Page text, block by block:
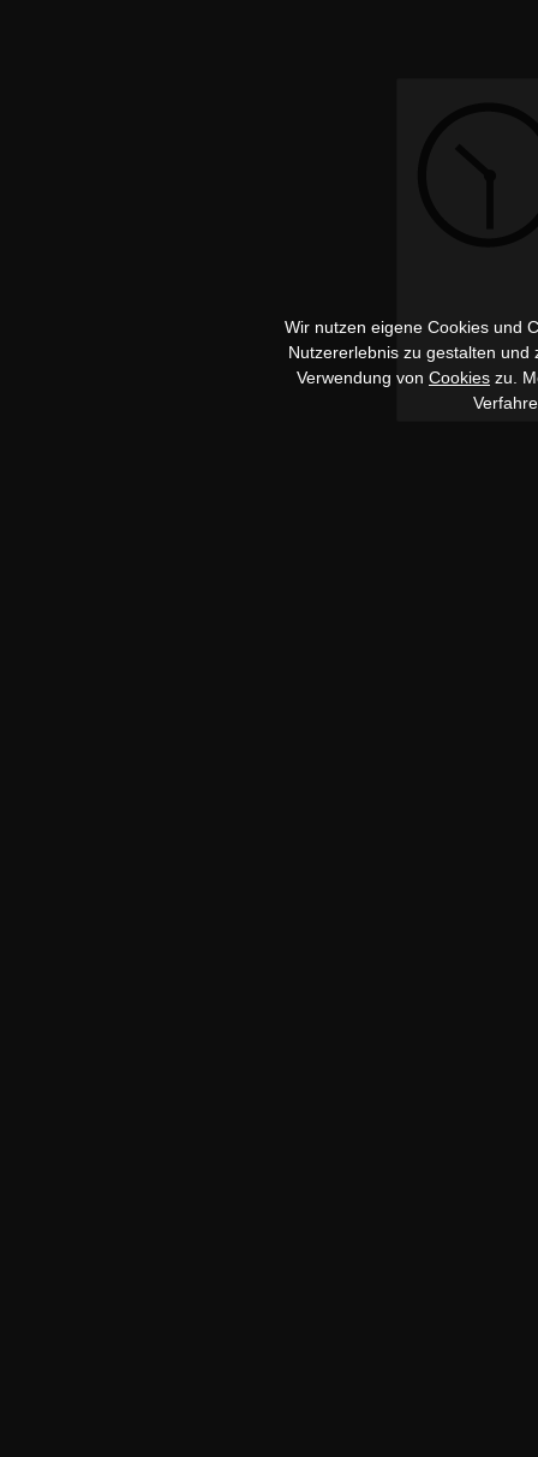
Wir nutzen eigene Cookies und
Nutzererlebnis zu gestalten
Verwendung von Cookies zu.